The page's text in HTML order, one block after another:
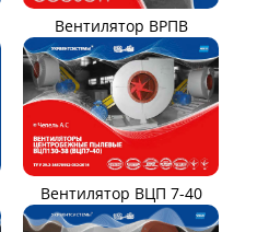
Вентилятор ВРПВ
Вентилятор ВЦП 7-40